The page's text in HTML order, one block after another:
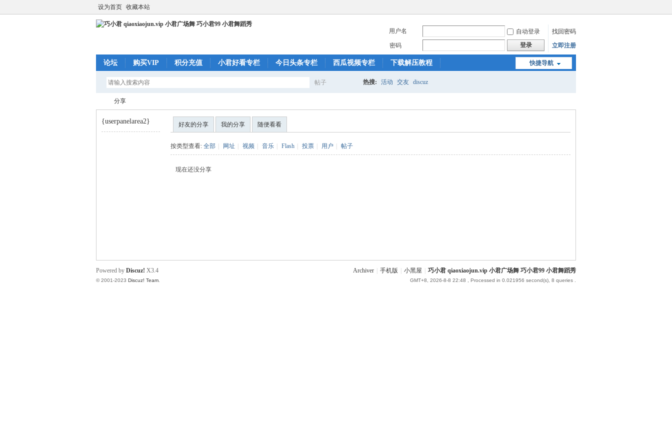
设为首页 收藏本站
用户名 自动登录
找回密码
密码
登录 立即注册
快捷导航
论坛 购买VIP 积分充值 小君好看专栏 今日头条专栏 西瓜视频专栏 下载解压教程
帖子 热搜: 活动 交友 discuz
分享
{userpanelarea2} 好友的分享 我的分享 随便看看
按类型查看: 全部 网址 视频 音乐 Flash 投票 用户 帖子
现在还没分享
Archiver 手机版 小黑屋 巧小君 qiaoxiaojun.vip 小君广场舞 巧小君99 小君舞蹈秀
GMT+8, 2026-8-8 22:48 , Processed in 0.021956 second(s), 8 queries .
Powered by Discuz! X3.4
© 2001-2023 Discuz! Team